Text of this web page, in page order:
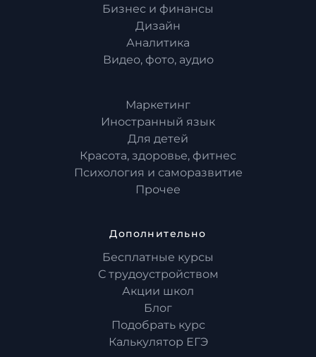
Бизнес и финансы
Дизайн
Аналитика
Видео, фото, аудио
Маркетинг
Иностранный язык
Для детей
Красота, здоровье, фитнес
Психология и саморазвитие
Прочее
Дополнительно
Бесплатные курсы
С трудоустройством
Акции школ
Блог
Подобрать курс
Калькулятор ЕГЭ